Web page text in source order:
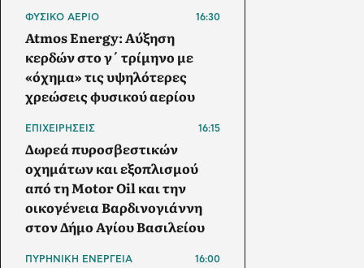
ΦΥΣΙΚΟ ΑΕΡΙΟ 16:30
Atmos Energy: Αύξηση
κερδών στο γ΄ τρίμηνο με
«όχημα» τις υψηλότερες
χρεώσεις φυσικού αερίου
ΕΠΙΧΕΙΡΗΣΕΙΣ 16:15
Δωρεά πυροσβεστικών
οχημάτων και εξοπλισμού
από τη Motor Oil και την
οικογένεια Βαρδινογιάννη
στον Δήμο Αγίου Βασιλείου
ΠΥΡΗΝΙΚΗ ΕΝΕΡΓΕΙΑ 16:00